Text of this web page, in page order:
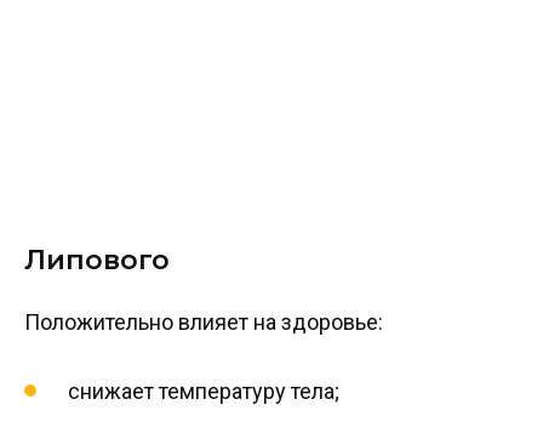
Липового
Положительно влияет на здоровье:
снижает температуру тела;